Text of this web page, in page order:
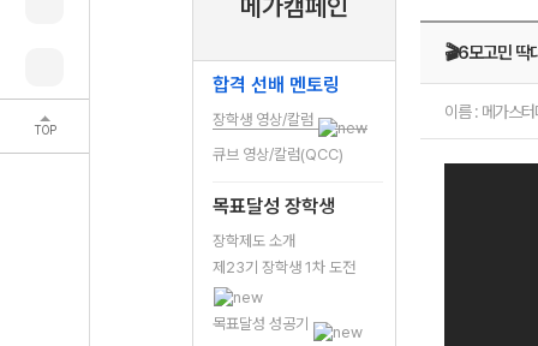
TOP
메가캠페인
합격 선배 멘토링
장학생 영상/칼럼
큐브 영상/칼럼(QCC)
목표달성 장학생
장학제도 소개
제23기 장학생 1차 도전
목표달성 성공기
🎬6모고민 딱
이름 : 메가스